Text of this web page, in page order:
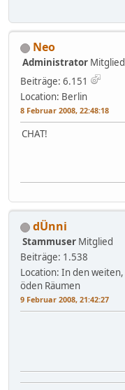
Neo
Administrator Mitglied
Beiträge: 6.151
Location: Berlin
8 Februar 2008, 22:48:18
CHAT!
dÜnni
Stammuser Mitglied
Beiträge: 1.538
Location: In den weiten,
öden Räumen
9 Februar 2008, 21:42:27